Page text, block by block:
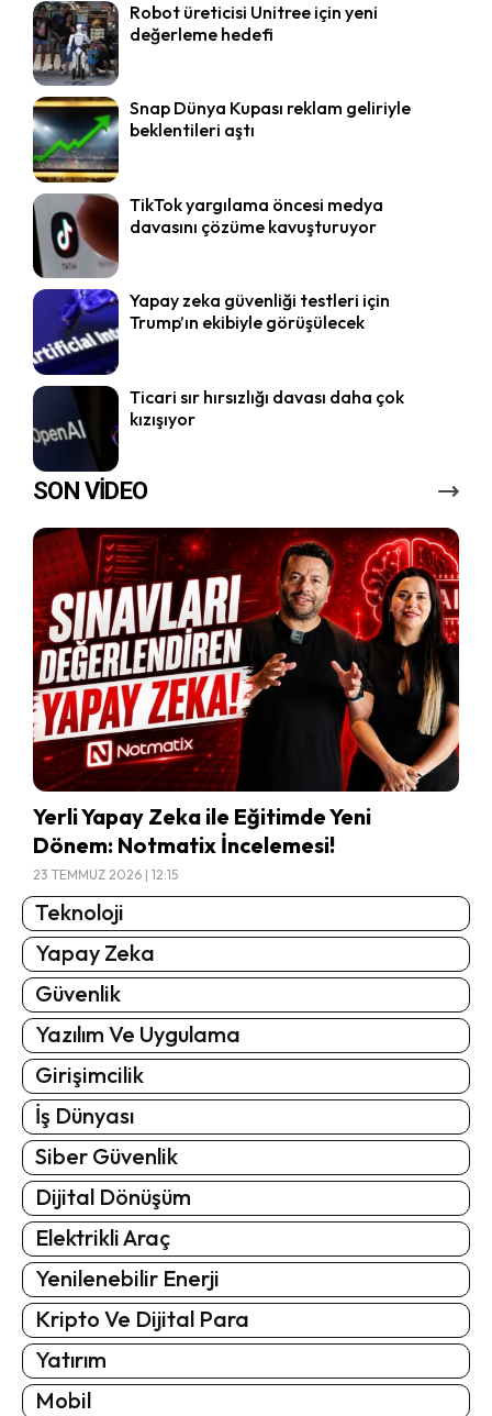
Robot üreticisi Unitree için yeni
değerleme hedefi
Snap Dünya Kupası reklam geliriyle
beklentileri aştı
TikTok yargılama öncesi medya
davasını çözüme kavuşturuyor
Yapay zeka güvenliği testleri için
Trump’ın ekibiyle görüşülecek
Ticari sır hırsızlığı davası daha çok
kızışıyor
SON VİDEO
Yerli Yapay Zeka ile Eğitimde Yeni
Dönem: Notmatix İncelemesi!
23 TEMMUZ 2026 | 12:15
Teknoloji
Yapay Zeka
Güvenlik
Yazılım Ve Uygulama
Girişimcilik
İş Dünyası
Siber Güvenlik
Dijital Dönüşüm
Elektrikli Araç
Yenilenebilir Enerji
Kripto Ve Dijital Para
Yatırım
Mobil